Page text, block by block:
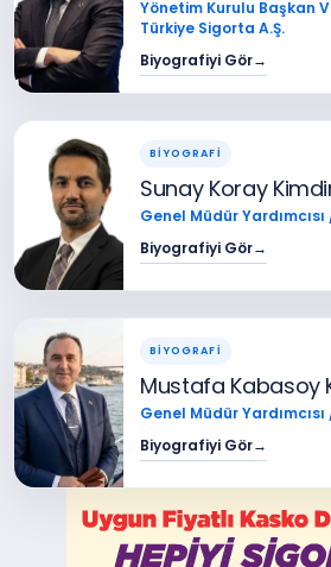
Yönetim Kurulu Başkan
Türkiye Sigorta A.Ş.
Biyografiyi Gör→
BİYOGRAFİ
Sunay Koray
Genel Müdür
Biyografiyi Gör→
BİYOGRAFİ
Mustafa Kabasoy
Genel Müdür
Biyografiyi Gör→